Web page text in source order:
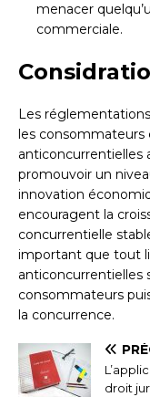
menacer
commerciale.
Les
les
anticoncurrentielles
promouvoir un
innovation
encouragent la
concurrentielle
important que tout
anticoncurrentielles
consommateurs
la concurrence.
droit